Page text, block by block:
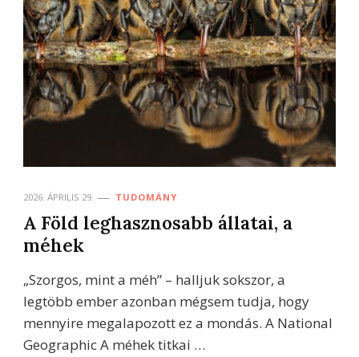
2026. ÁPRILIS 29. TUDOMÁNY
A Föld leghasznosabb állatai, a
méhek
„Szorgos, mint a méh” – halljuk sokszor, a
legtöbb ember azonban mégsem tudja, hogy
mennyire megalapozott ez a mondás. A National
Geographic A méhek titkai …